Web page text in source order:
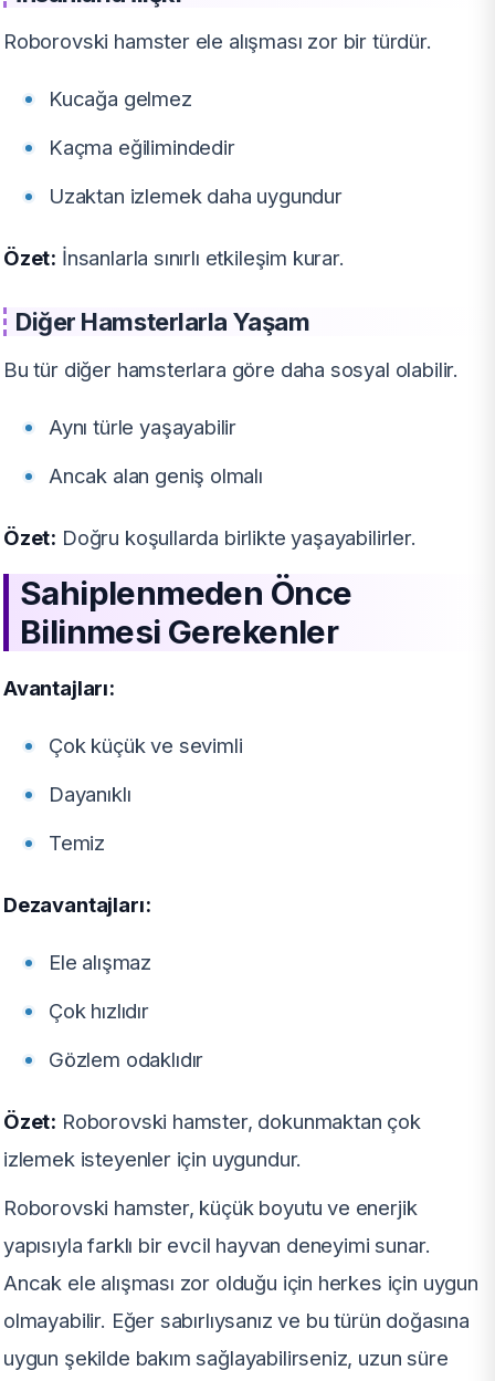
Roborovski hamster ele alışması zor bir türdür.
Kucağa gelmez
Kaçma eğilimindedir
Uzaktan izlemek daha uygundur
Özet: İnsanlarla sınırlı etkileşim kurar.
Diğer Hamsterlarla Yaşam
Bu tür diğer hamsterlara göre daha sosyal olabilir.
Aynı türle yaşayabilir
Ancak alan geniş olmalı
Özet: Doğru koşullarda birlikte yaşayabilirler.
Sahiplenmeden Önce
Bilinmesi Gerekenler
Avantajları:
Çok küçük ve sevimli
Dayanıklı
Temiz
Dezavantajları:
Ele alışmaz
Çok hızlıdır
Gözlem odaklıdır
Özet: Roborovski hamster, dokunmaktan çok
izlemek isteyenler için uygundur.
Roborovski hamster, küçük boyutu ve enerjik
yapısıyla farklı bir evcil hayvan deneyimi sunar.
Ancak ele alışması zor olduğu için herkes için uygun
olmayabilir. Eğer sabırlıysanız ve bu türün doğasına
uygun şekilde bakım sağlayabilirseniz, uzun süre